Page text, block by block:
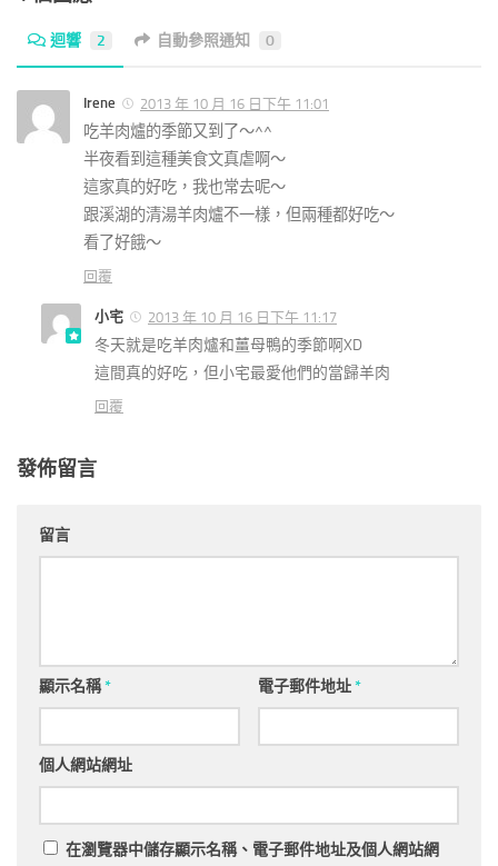
迴響 2 自動參照通知 0
Irene 2013 年 10 月 16 日下午 11:01
吃羊肉爐的季節又到了～^^
半夜看到這種美食文真虐啊～
這家真的好吃，我也常去呢～
跟溪湖的清湯羊肉爐不一樣，但兩種都好吃～
看了好餓～
回覆
小宅 2013 年 10 月 16 日下午 11:17
冬天就是吃羊肉爐和薑母鴨的季節啊XD
這間真的好吃，但小宅最愛他們的當歸羊肉
回覆
發佈留言
留言
顯示名稱* 電子郵件地址*
個人網站網址
在瀏覽器中儲存顯示名稱、電子郵件地址及個人網站網